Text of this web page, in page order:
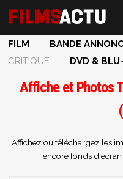
FILM BANDE
CRITIQUE
DVD &
Affiche et Photos
Affichez ou téléchargez les
encore fonds d'ecran